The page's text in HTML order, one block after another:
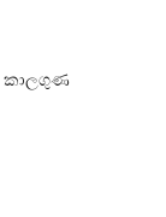
කාලගුණ